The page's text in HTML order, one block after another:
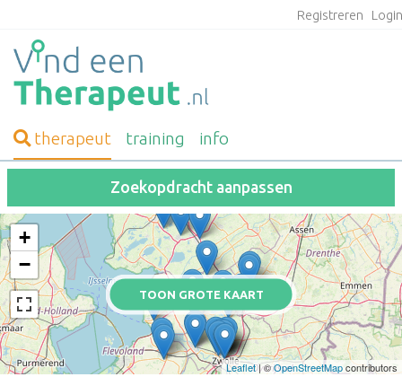
Registreren
therapeut training info
Zoekopdracht aanpassen
TOON GROTE KAART
+
−
Leaflet| ©OpenStreetMapcontributors